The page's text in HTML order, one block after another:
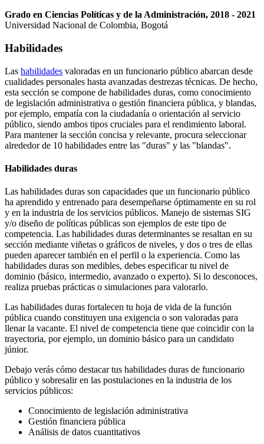
Grado en Ciencias Políticas y de la Administración, 2018 - 2021
Universidad Nacional de Colombia, Bogotá
Habilidades
Las habilidades valoradas en un funcionario público abarcan desde
cualidades personales hasta avanzadas destrezas técnicas. De hecho,
esta sección se compone de habilidades duras, como conocimiento
de legislación administrativa o gestión financiera pública, y blandas,
por ejemplo, empatía con la ciudadanía o orientación al servicio
público, siendo ambos tipos cruciales para el rendimiento laboral.
Para mantener la sección concisa y relevante, procura seleccionar
alrededor de 10 habilidades entre las "duras" y las "blandas".
Habilidades duras
Las habilidades duras son capacidades que un funcionario público
ha aprendido y entrenado para desempeñarse óptimamente en su rol
y en la industria de los servicios públicos. Manejo de sistemas SIG
y/o diseño de políticas públicas son ejemplos de este tipo de
competencia. Las habilidades duras determinantes se resaltan en su
sección mediante viñetas o gráficos de niveles, y dos o tres de ellas
pueden aparecer también en el perfil o la experiencia. Como las
habilidades duras son medibles, debes especificar tu nivel de
dominio (básico, intermedio, avanzado o experto). Si lo desconoces,
realiza pruebas prácticas o simulaciones para valorarlo.
Las habilidades duras fortalecen tu hoja de vida de la función
pública cuando constituyen una exigencia o son valoradas para
llenar la vacante. El nivel de competencia tiene que coincidir con la
trayectoria, por ejemplo, un dominio básico para un candidato
júnior.
Debajo verás cómo destacar tus habilidades duras de funcionario
público y sobresalir en las postulaciones en la industria de los
servicios públicos:
Conocimiento de legislación administrativa
Gestión financiera pública
Análisis de datos cuantitativos